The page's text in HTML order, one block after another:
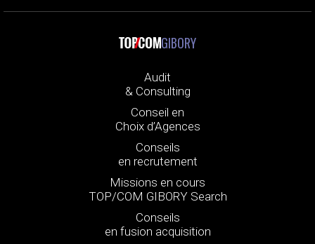
GIBORY
Audit
& Consulting
Conseil en
Choix d’Agences
Conseils
en recrutement
Missions en cours
TOP/COM GIBORY Search
Conseils
en fusion acquisition